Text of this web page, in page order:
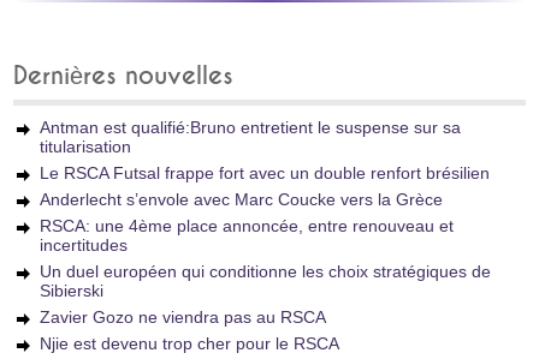
Dernières nouvelles
Antman est qualifié:Bruno entretient le suspense sur sa
titularisation
Le RSCA Futsal frappe fort avec un double renfort brésilien
Anderlecht s’envole avec Marc Coucke vers la Grèce
RSCA: une 4ème place annoncée, entre renouveau et
incertitudes
Un duel européen qui conditionne les choix stratégiques de
Sibierski
Zavier Gozo ne viendra pas au RSCA
Njie est devenu trop cher pour le RSCA